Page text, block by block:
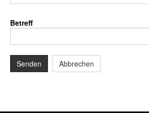
Betreff
Senden Abbrechen